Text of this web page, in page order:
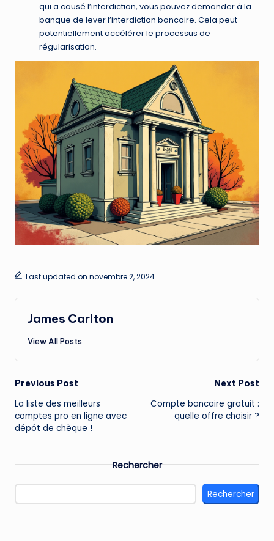
qui a causé l’interdiction, vous pouvez demander à la
banque de lever l’interdiction bancaire. Cela peut
potentiellement accélérer le processus de
régularisation.
Last updated on novembre 2, 2024
James Carlton
View All Posts
Post
navigation
Previous Post
La liste des meilleurs
comptes pro en ligne avec
dépôt de chèque !
Next Post
Compte bancaire gratuit :
quelle offre choisir ?
Rechercher
Rechercher